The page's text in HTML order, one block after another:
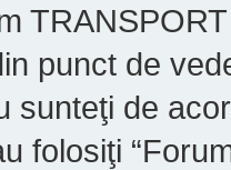
punct de
sunteţi de
folosiţi